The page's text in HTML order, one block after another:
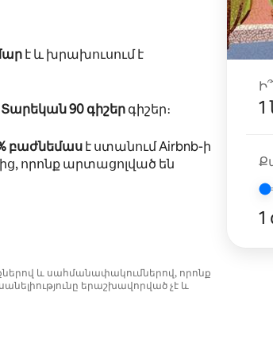
է և խրախուսում է
Տարեկան 90 գիշերգիշեր։
բաժնեմասէ ստանում Airbnb-ի
որոնք արտացոլված են
և սահմանափակումներով, որոնք
երաշխավորված չէ և
1